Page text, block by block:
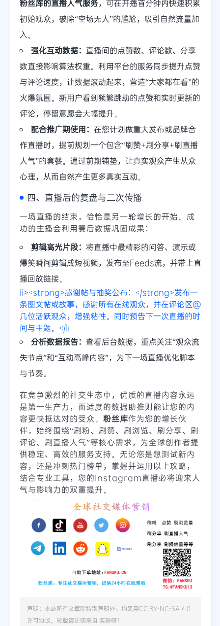
粉丝库的直播人气服务，可在开播首分钟内快速积累
初始观众，破除“空场无人”的尴尬，吸引自然流量加
入。
强化互动数据： 直播间的点赞数、评论数、分享
数直接影响算法权重。利用平台的服务同步提升点赞
与评论速度，让数据滚动起来，营造“大家都在看”的
火爆氛围。新用户看到频繁跳动的点赞和实时更新的
评论，停留意愿会大幅提升。
配合推广期使用： 在您计划做重大发布或品牌合
作直播时，提前规划一个包含“刷赞+刷分享+刷直播
人气”的套餐。通过前期铺垫，让真实观众产生从众
心理，从而自然产生更多真实互动。
四、直播后的复盘与二次传播
一场直播的结束，恰恰是另一轮增长的开始。成
功的主播会利用赛后数据巩固成果：
剪辑高光片段： 将直播中最精彩的问答、演示或
爆笑瞬间剪辑成短视频，发布至Feeds流，并带上直
播回放链接。
li><strong>感谢帖与抽奖公布：</strong>发布一
条图文帖或故事，感谢所有在线观众，并在评论区@
几位活跃观众，增强粘性。同时预告下一次直播的时
间与主题。</li
分析数据报告： 查看后台数据，重点关注“观众流
失节点”和“互动高峰内容”，为下一场直播优化脚本
与节奏。
在竞争激烈的社交生态中，优质的直播内容永远
是第一生产力，而适度的数据助推则能让您的内
容更快抵达对的受众。 粉丝库作为您的增长伙
伴，始终围绕“刷粉、刷赞、刷浏览、刷分享、刷
评论、刷直播人气”等核心需求，为全球创作者提
供稳定、高效的服务支持。无论您是想测试新内
容，还是冲刺热门榜单，掌握并运用以上攻略，
结合专业工具，您的Instagram直播必将迎来人
气与影响力的双重提升。
声明：本站所有文章除特别声明外，均采用CC BY-NC-SA 4.0
许可协议。转载请注明来自 买粉呀！